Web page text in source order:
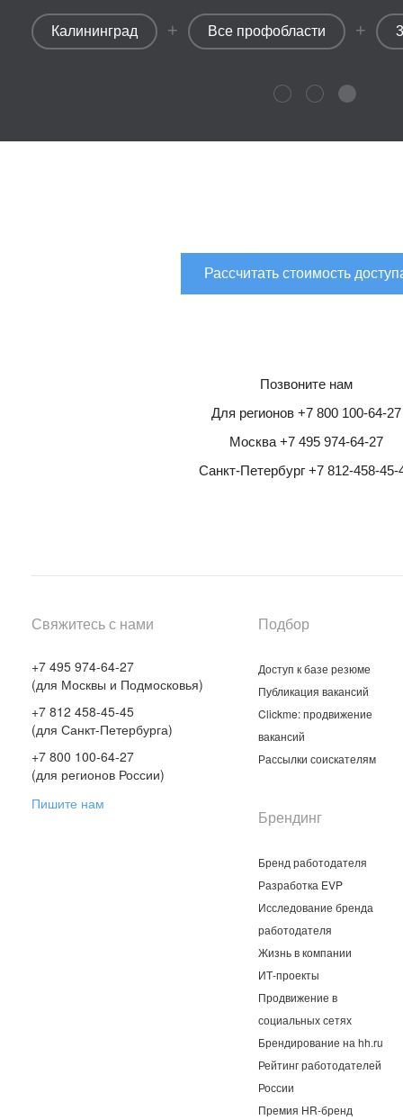
Калининград + Все профобласти +
Рассчитать стоимость
Позвоните нам
Для регионов +7 800 100-64-27
Москва +7 495 974-64-27
Санкт-Петербург +7 812-458-45-
Свяжитесь с нами
+7 495 974-64-27
(для Москвы и Подмосковья)
+7 812 458-45-45
(для Санкт-Петербурга)
+7 800 100-64-27
(для регионов России)
Пишите нам
Подбор
Доступ к базе резюме
Публикация вакансий
Clickme: продвижение
вакансий
Рассылки соискателям
Брендинг
Бренд работодателя
Разработка EVP
Исследование бренда
работодателя
Жизнь в компании
ИТ-проекты
Продвижение в
социальных сетях
Брендирование на hh.ru
Рейтинг работодателей
России
Премия HR-бренд